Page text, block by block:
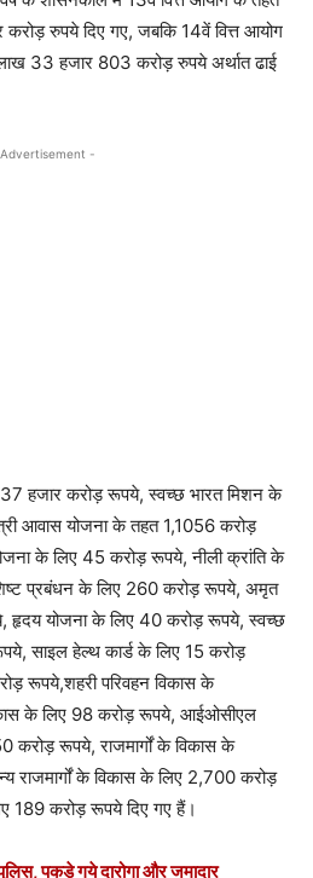
रुपये दिए गए, जबकि 14वें वित्त आयोग
लाख 33 हजार 803 करोड़ रुपये अर्थात ढाई
-
37 हजार करोड़ रूपये, स्वच्छ भारत मिशन के
आवास योजना के तहत 1,1056 करोड़
के लिए 45 करोड़ रूपये, नीली क्रांति के
प्रबंधन के लिए 260 करोड़ रूपये, अमृत
हृदय योजना के लिए 40 करोड़ रूपये, स्वच्छ
साइल हेल्थ कार्ड के लिए 15 करोड़
रूपये,शहरी परिवहन विकास के
के लिए 98 करोड़ रूपये, आईओसीएल
करोड़ रूपये, राजमार्गों के विकास के
के विकास के लिए 2,700 करोड़
189 करोड़ रूपये दिए गए हैं।
पकड़े गये दारोगा और जमादार